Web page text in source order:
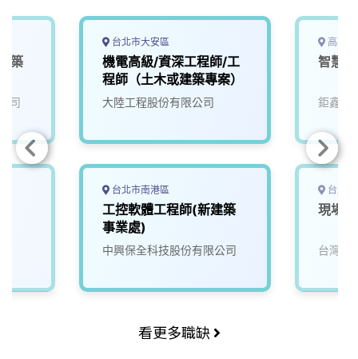
o
s
I
n
n
築
司
台北市大安區
機電高級/資深工程師/工
程師（土木或建築專案）
大陸工程股份有限公司
台北市南港區
工控軟體工程師(新建築
事業處)
中興保全科技股份有限公司
高雄
智慧
鉅鑫系
台北
現場
台灣大
看更多職缺